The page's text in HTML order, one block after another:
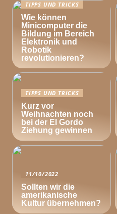
TIPPS UND TRICKS
Wie können
Minicomputer die
Bildung im Bereich
Elektronik und
Robotik
revolutionieren?
TIPPS UND TRICKS
Kurz vor
Weihnachten noch
bei der El Gordo
Ziehung gewinnen
11/10/2022
Sollten wir die
amerikanische
Kultur übernehmen?